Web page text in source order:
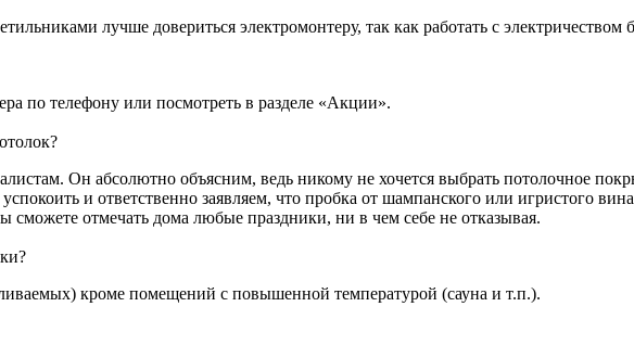
лучше довериться электромонтеру, так как работать с электричеством
по телефону или посмотреть в разделе «Акции».
Он абсолютно объясним, ведь никому не хочется выбрать потолочное
и ответственно заявляем, что пробка от шампанского или игристого
отмечать дома любые праздники, ни в чем себе не отказывая.
кроме помещений с повышенной температурой (сауна и т.п.).